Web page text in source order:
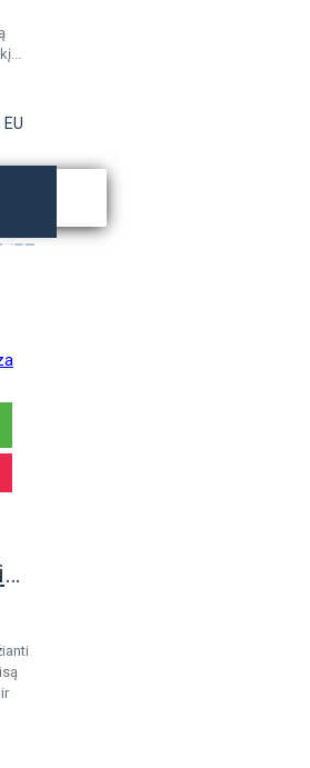
EU
235/35R19 Bridgestone Potenza Sport Evo Enliten